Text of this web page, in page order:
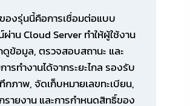
องรุ่นนี้คือการเชื่อมต่อแบบ
ผ่านCloud Serverทำให้ผู้ใช้งาน
ดูข้อมูล, ตรวจสอบสถานะ และ
ารทำงานได้จากระยะไกล รองรับ
กภาพ, จัดเก็บหมายเลขทะเบียน,
รายงาน และการกำหนดสิทธิ์ของ